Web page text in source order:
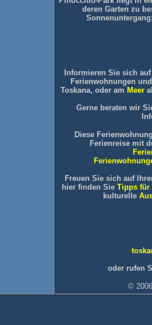
deren Garten zu
Informieren Sie sich
Ferienwohnungen
Toskana, oder am Meer
Gerne beraten wir
Diese
Ferienreise mit
Freuen Sie sich auf
hier finden Sie Tipps für
kulturelle
oder rufen
©